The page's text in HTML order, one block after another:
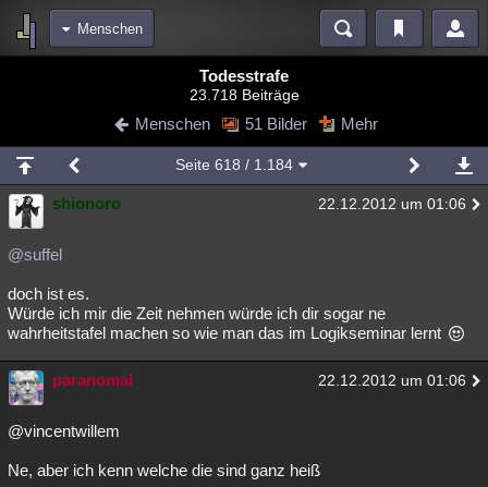
Menschen
Diskussionen Blogs Videos
Chat Wiki Neuigkeiten
meine Rubriken
Menschen Wissenschaft Mystery Kriminalfälle
Spiritualität
Natur Umfragen
weitere Rubriken
Philosophie Träume Orte Esoterik Literatur
Astronomie
Übersichten
Todesstrafe
23.718 Beiträge
Menschen 51 Bilder Mehr
Seite 618 / 1.184
shionoro 22.12.2012 um 01:06
@suffel
doch ist es.
Würde ich mir die Zeit nehmen würde ich dir sogar ne
wahrheitstafel machen so wie man das im Logikseminar lernt
paranomal 22.12.2012 um 01:06
@vincentwillem
Ne, aber ich kenn welche die sind ganz heiß